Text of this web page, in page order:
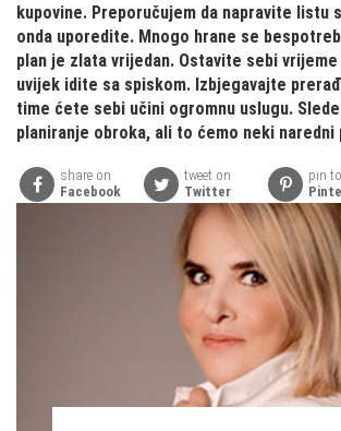
kupovine. Preporučujem da napravite listu
onda uporedite. Mnogo hrane se
plan je zlata vrijedan. Ostavite sebi vrijeme
uvijek idite sa spiskom. Izbjegavajte
time ćete sebi učini ogromnu uslugu.
planiranje obroka, ali to ćemo neki naredni
share on
Facebook
tweet on
Twitter
pin to